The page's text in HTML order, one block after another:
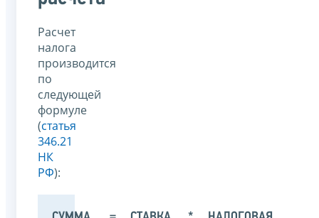
Расчет
налога
производится
по
следующей
формуле
(статья
346.21
НК
РФ):